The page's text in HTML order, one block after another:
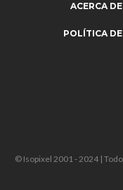
ACERCA
POLÍTICA
© Isopixel 2001 - 2024 |